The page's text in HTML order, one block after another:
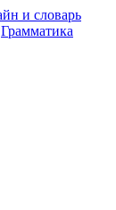
Грамматика